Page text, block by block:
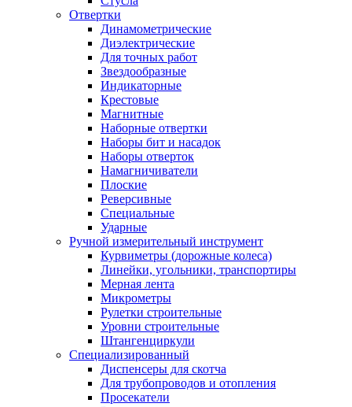
Отвертки
Динамометрические
Диэлектрические
Для точных работ
Звездообразные
Индикаторные
Крестовые
Магнитные
Наборные отвертки
Наборы бит и насадок
Наборы отверток
Намагничиватели
Плоские
Реверсивные
Специальные
Ударные
Ручной измерительный инструмент
Курвиметры (дорожные колеса)
Линейки, угольники, транспортиры
Мерная лента
Микрометры
Рулетки строительные
Уровни строительные
Штангенциркули
Специализированный
Диспенсеры для скотча
Для трубопроводов и отопления
Просекатели